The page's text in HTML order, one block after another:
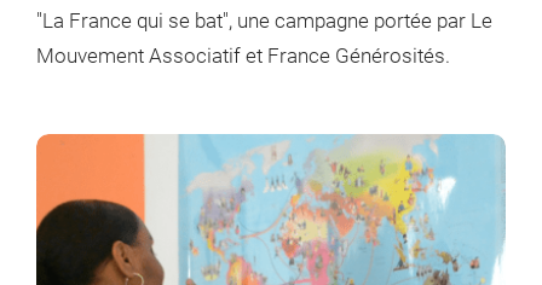
"La France qui se bat", une campagne portée par Le
Mouvement Associatif et France Générosités.